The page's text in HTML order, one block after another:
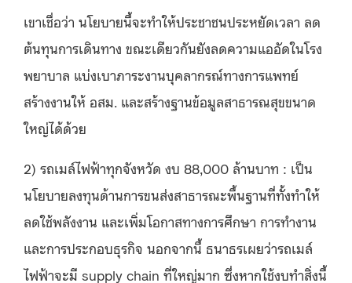
เขาเชื่อว่า นโยบายนี้จะทำให้ประชาชนประหยัดเวลา ลด
ต้นทุนการเดินทาง ขณะเดียวกันยังลดความแออัดในโรง
พยาบาล แบ่งเบาภาระงานบุคลากรณ์ทางการแพทย์
สร้างงานให้ อสม. และสร้างฐานข้อมูลสาธารณสุขขนาด
ใหญ่ได้ด้วย
2) รถเมล์ไฟฟ้าทุกจังหวัด งบ 88,000 ล้านบาท : เป็น
นโยบายลงทุนด้านการขนส่งสาธารณะพื้นฐานที่ทั้งทำให้
ลดใช้พลังงาน และเพิ่มโอกาสทางการศึกษา การทำงาน
และการประกอบธุรกิจ นอกจากนี้ ธนาธรเผยว่ารถเมล์
ไฟฟ้าจะมี supply chain ที่ใหญ่มาก ซึ่งหากใช้งบทำสิ่งนี้